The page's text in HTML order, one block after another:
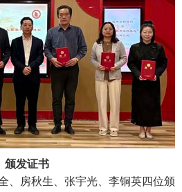
颁发证书
、房秋生、张宇光、李铜英四位颁